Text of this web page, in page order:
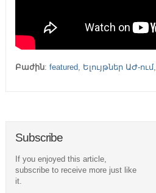
Բաժին: featured, Ելույթներ ԱԺ-ում,
Subscribe
If you enjoyed this article,
subscribe to receive more just like
it.